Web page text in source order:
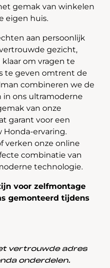
gemak van winkelen
eigen huis.
aan persoonlijk
gezicht,
klaar om vragen te
te geven omtrent de
combineren we de
ons ultramoderne
van onze
garant voor een
Honda-ervaring.
verken onze online
combinatie van
technologie.
voor zelfmontage
gemonteerd tijdens
vertrouwde adres
onderdelen.